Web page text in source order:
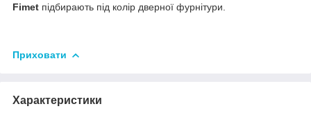
Fimet підбирають під колір дверної фурнітури.
Приховати
Характеристики